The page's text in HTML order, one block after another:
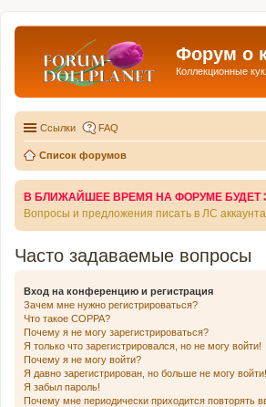
Форум о
Коллекционные
Ссылки FAQ
Список форумов
В БЛИЖАЙШЕЕ ВРЕМЯ НА ФОРУМЕ БУДЕТ
Вопросы и предложения писать в ЛС
Часто задаваемые вопросы
Вход на конференцию и регистрация
Зачем мне нужно регистрироваться?
Что такое COPPA?
Почему я не могу зарегистрироваться?
Я только что зарегистрировался, но не могу войти!
Почему я не могу войти?
Я давно зарегистрирован, но больше не могу войти!
Я забыл пароль!
Почему мне периодически приходится повторять